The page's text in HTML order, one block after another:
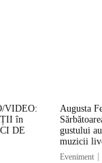
VIDEO:
în
DE
Augusta
gustului
muzicii
Eveniment